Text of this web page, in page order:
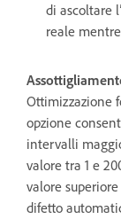
di ascoltare
reale
Ottimizzazione
opzione
intervalli
valore tra 1 e
valore
difetto